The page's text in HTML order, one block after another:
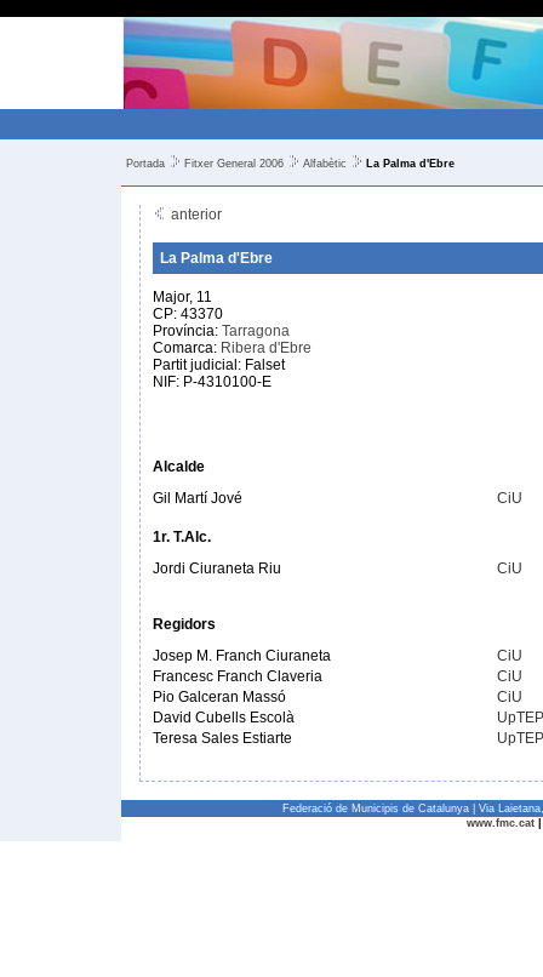
Portada Fitxer General 2006 Alfabètic La Palma d'Ebre
anterior
La Palma d'Ebre
Major, 11
CP: 43370
Província: Tarragona
Comarca: Ribera d'Ebre
Partit judicial: Falset
NIF: P-4310100-E
Alcalde
Gil Martí Jové
CiU
1r. T.Alc.
Jordi Ciuraneta Riu
CiU
Regidors
Josep M. Franch Ciuraneta
CiU
Francesc Franch Claveria
CiU
Pio Galceran Massó
CiU
David Cubells Escolà
Teresa Sales Estiarte
Federació de Municipis de Catalunya | Via
www.fmc.cat